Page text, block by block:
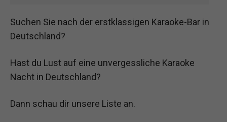
Suchen Sie nach der erstklassigen Karaoke-Bar in
Deutschland?
Hast du Lust auf eine unvergessliche Karaoke
Nacht in Deutschland?
Dann schau dir unsere Liste an.